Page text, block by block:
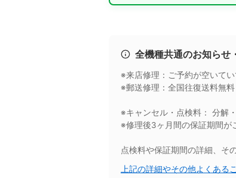
全機種共通のお知らせ
※来店修理：ご予約が空いて
※郵送修理：全国往復送料無
※キャンセル・点検料： 分解
※修理後3ヶ月間の保証期間が
点検料や保証期間の詳細、そ
上記の詳細やその他よくある